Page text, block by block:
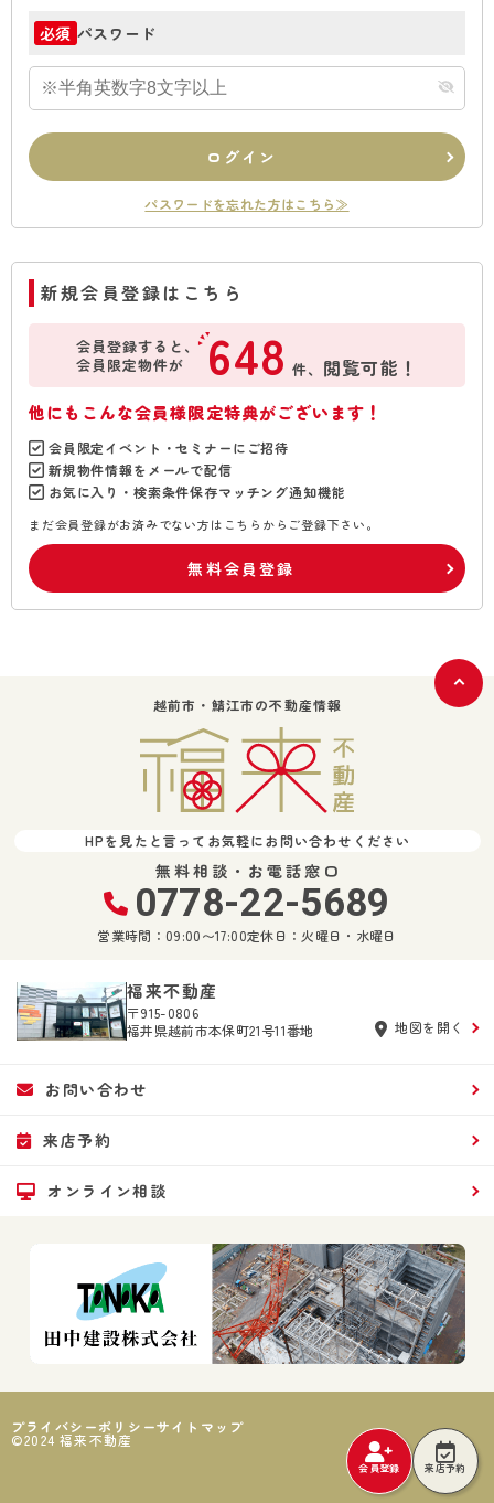
必須 パスワード
ログイン
パスワードを忘れた方はこちら≫
新規会員登録はこちら
会員登録すると、
会員限定物件が
648 件、 閲覧可能！
他にもこんな会員様限定特典がございます！
会員限定イベント・セミナーにご招待
新規物件情報をメールで配信
お気に入り・検索条件保存マッチング通知機能
まだ会員登録がお済みでない方はこちらからご登録下さい。
無料会員登録
会員登録 来店予約
越前市・鯖江市の不動産情報
HPを見たと言ってお気軽にお問い合わせください
無料相談・お電話窓口
0778-22-5689
営業時間：09:00〜17:00定休日：火曜日・水曜日
福来不動産
〒915-0806
福井県越前市本保町21号11番地
地図を開く
お問い合わせ
来店予約
オンライン相談
プライバシーポリシーサイトマップ
©2024 福来不動産